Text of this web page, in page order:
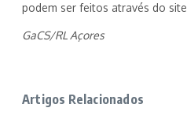
podem ser feitos através do site
GaCS/RL Açores
Artigos Relacionados